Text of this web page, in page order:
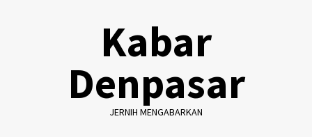
Kabar
Denpasar
JERNIH MENGABARKAN